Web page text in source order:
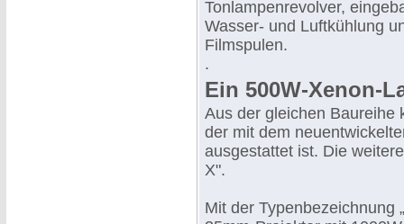
Tonlampenrevolver,
Wasser- und Luftkühlung
Filmspulen.
.
Ein 500W-Xenon-
Aus der gleichen Baureihe
der mit dem
ausgestattet ist. Die
X".
Mit der Typenbezeichnung